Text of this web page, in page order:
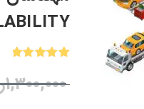
از 5
در
1,300,000